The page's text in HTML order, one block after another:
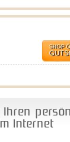
SHOP
Ihren
Internet